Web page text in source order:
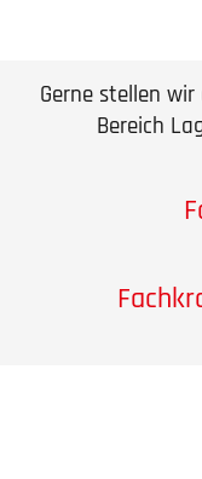
Gerne stellen
Bereich